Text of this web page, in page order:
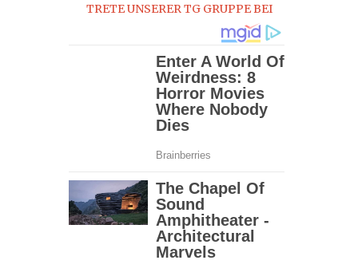
TRETE UNSERER TG GRUPPE BEI